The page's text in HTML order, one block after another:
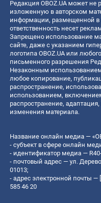
Редакция OBOZ.UA может не
изложенную в авторском
информации, размещенной в
ответственность несет
Запрещено использование
сайте, даже с указанием
логотипа OBOZ.UA или
письменного разрешения
Незаконным
любое копирование,
распространение,
использованием,
распространение,
изменения материала.
Название онлайн медиа —
- субъект в сфере онлайн
- идентификатор медиа —
- почтовый адрес — ул.
01013;
- адрес электронной почты —
585 46 20